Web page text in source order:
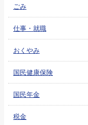
ごみ
仕事・就職
おくやみ
国民健康保険
国民年金
税金